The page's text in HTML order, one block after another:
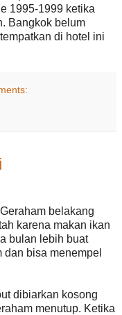
1995-1999 ketika
Bangkok belum
di hotel ini
belakang
karena makan ikan
bulan lebih buat
dan bisa menempel
dibiarkan kosong
menutup. Ketika